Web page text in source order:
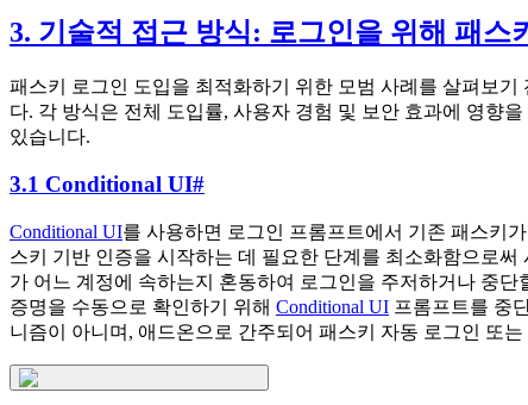
3. 기술적 접근 방식: 로그인을 위해 패스
패스키 로그인 도입을 최적화하기 위한 모범 사례를 살펴보
다. 각 방식은 전체 도입률, 사용자 경험 및 보안 효과에 영향
있습니다.
3.1 Conditional UI#
Conditional UI를 사용하면 로그인 프롬프트에서 기존 패스키
스키 기반 인증을 시작하는 데 필요한 단계를 최소화함으로
가 어느 계정에 속하는지 혼동하여 로그인을 주저하거나 중단
증명을 수동으로 확인하기 위해 Conditional UI 프롬프트를 중
니즘이 아니며, 애드온으로 간주되어 패스키 자동 로그인 또